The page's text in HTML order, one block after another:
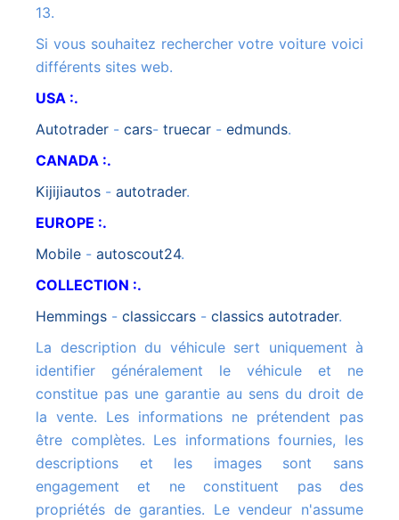
13.
Si vous souhaitez rechercher votre voiture voici
différents sites web.
USA :.
autotrader - cars- truecar - edmunds.
CANADA :.
kijijiautos - autotrader.
EUROPE :.
mobile - autoscout24.
COLLECTION :.
hemmings - classiccars - classics autotrader.
La description du véhicule sert uniquement à
identifier généralement le véhicule et ne
constitue pas une garantie au sens du droit de
la vente. Les informations ne prétendent pas
être complètes. Les informations fournies, les
descriptions et les images sont sans
engagement et ne constituent pas des
propriétés de garanties. Le vendeur n'assume